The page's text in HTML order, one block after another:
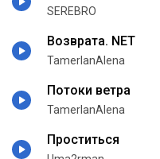
SEREBRO
Возврата. NET
TamerlanAlena
Потоки ветра
TamerlanAlena
Проститься